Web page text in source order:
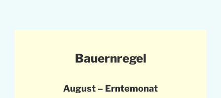
Bauernregel
August – Erntemonat